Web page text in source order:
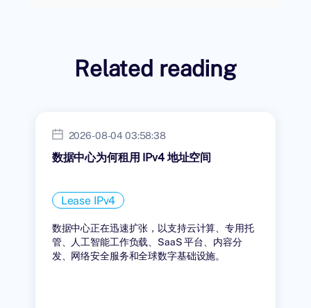
Related reading
2026-08-04 03:58:38
数据中心为何租用 IPv4 地址空间
Lease IPv4
数据中心正在迅速扩张，以支持云计算、专用托
管、人工智能工作负载、SaaS 平台、内容分
发、网络安全服务和全球数字基础设施。